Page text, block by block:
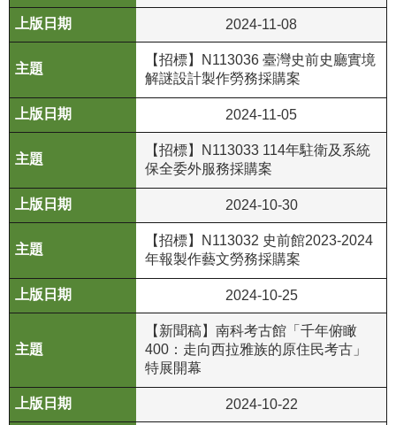
訊
安
宣
為
民
務
白
書
政
府
開
訊
2024-11-08
【招標】N113036 臺灣史前史廳實境
解謎設計製作勞務採購案
2024-11-05
【招標】N113033 114年駐衛及系統
保全委外服務採購案
2024-10-30
【招標】N113032 史前館2023-2024
年報製作藝文勞務採購案
2024-10-25
【新聞稿】南科考古館「千年俯瞰
400：走向西拉雅族的原住民考古」
特展開幕
2024-10-22